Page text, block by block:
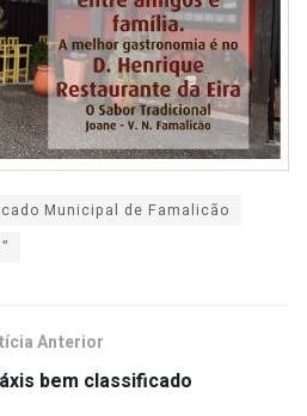
Municipal de Famalicão
Anterior
bem classificado